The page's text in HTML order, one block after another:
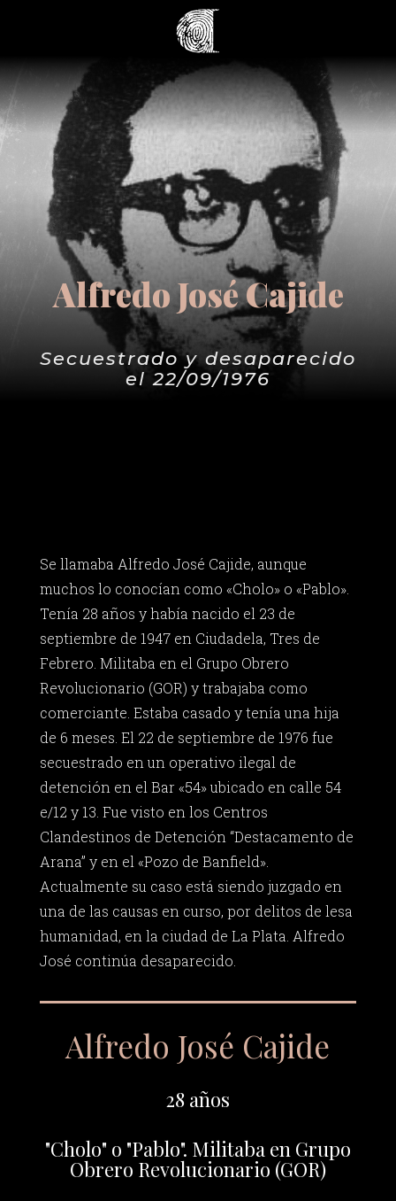
Alfredo José Cajide
Secuestrado y desaparecido
el 22/09/1976
Se llamaba Alfredo José Cajide, aunque
muchos lo conocían como «Cholo» o «Pablo».
Tenía 28 años y había nacido el 23 de
septiembre de 1947 en Ciudadela, Tres de
Febrero. Militaba en el Grupo Obrero
Revolucionario (GOR) y trabajaba como
comerciante. Estaba casado y tenía una hija
de 6 meses. El 22 de septiembre de 1976 fue
secuestrado en un operativo ilegal de
detención en el Bar «54» ubicado en calle 54
e/12 y 13. Fue visto en los Centros
Clandestinos de Detención “Destacamento de
Arana” y en el «Pozo de Banfield».
Actualmente su caso está siendo juzgado en
una de las causas en curso, por delitos de lesa
humanidad, en la ciudad de La Plata. Alfredo
José continúa desaparecido.
Alfredo José Cajide
28 años
"Cholo" o "Pablo". Militaba en Grupo
Obrero Revolucionario (GOR)